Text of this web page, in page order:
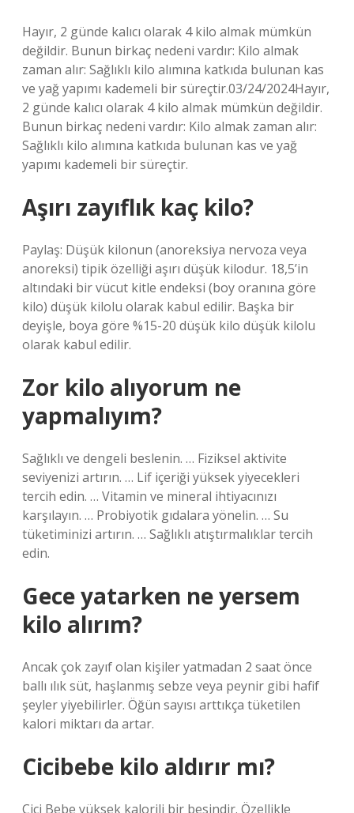
Hayır, 2 günde kalıcı olarak 4 kilo almak mümkün
değildir. Bunun birkaç nedeni vardır: Kilo almak
zaman alır: Sağlıklı kilo alımına katkıda bulunan kas
ve yağ yapımı kademeli bir süreçtir.03/24/2024Hayır,
2 günde kalıcı olarak 4 kilo almak mümkün değildir.
Bunun birkaç nedeni vardır: Kilo almak zaman alır:
Sağlıklı kilo alımına katkıda bulunan kas ve yağ
yapımı kademeli bir süreçtir.
Aşırı zayıflık kaç kilo?
Paylaş: Düşük kilonun (anoreksiya nervoza veya
anoreksi) tipik özelliği aşırı düşük kilodur. 18,5’in
altındaki bir vücut kitle endeksi (boy oranına göre
kilo) düşük kilolu olarak kabul edilir. Başka bir
deyişle, boya göre %15-20 düşük kilo düşük kilolu
olarak kabul edilir.
Zor kilo alıyorum ne
yapmalıyım?
Sağlıklı ve dengeli beslenin. … Fiziksel aktivite
seviyenizi artırın. … Lif içeriği yüksek yiyecekleri
tercih edin. … Vitamin ve mineral ihtiyacınızı
karşılayın. … Probiyotik gıdalara yönelin. … Su
tüketiminizi artırın. … Sağlıklı atıştırmalıklar tercih
edin.
Gece yatarken ne yersem
kilo alırım?
Ancak çok zayıf olan kişiler yatmadan 2 saat önce
ballı ılık süt, haşlanmış sebze veya peynir gibi hafif
şeyler yiyebilirler. Öğün sayısı arttıkça tüketilen
kalori miktarı da artar.
Cicibebe kilo aldırır mı?
Cici Bebe yüksek kalorili bir besindir. Özellikle